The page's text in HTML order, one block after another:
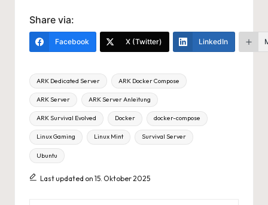
Share via:
Facebook X (Twitter) LinkedIn
Tags:
ARK Dedicated Server ARK Docker Compose
ARK Server ARK Server Anleitung
ARK Survival Evolved Docker docker-compose
Linux Gaming Linux Mint Survival Server
Ubuntu
Last updated on 15. Oktober 2025